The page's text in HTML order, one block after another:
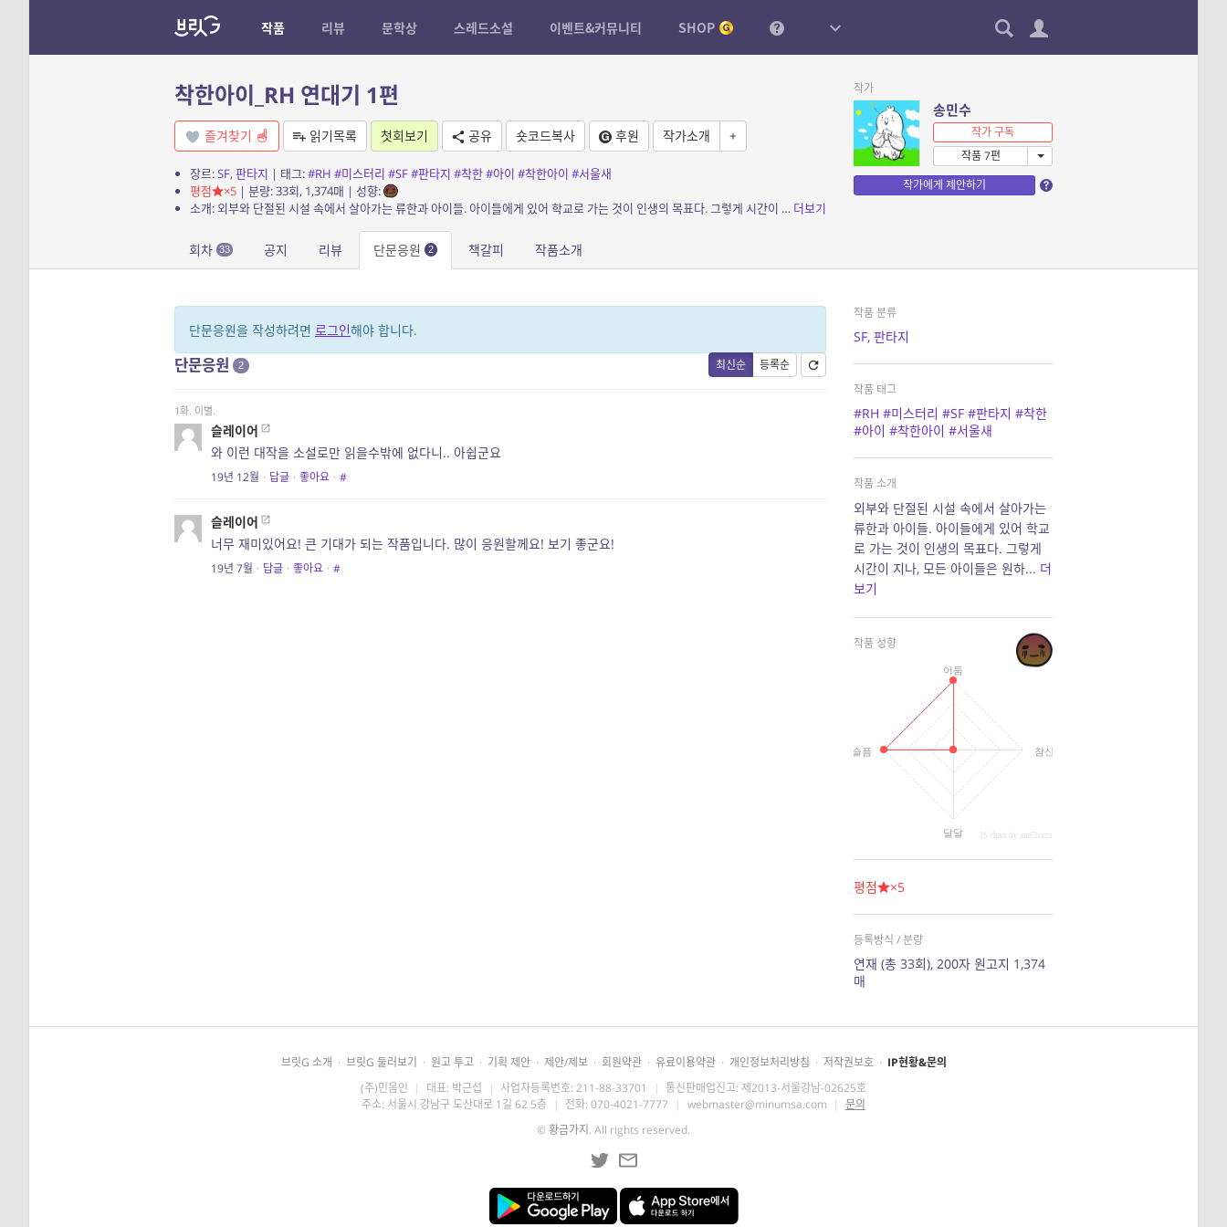
작품 리뷰 문학상 스레드소설 이벤트&커뮤니티 SHOP
착한아이_RH 연대기 1편
즐겨찾기 읽기목록 첫회보기 공유 숏코드복사 후원 작가소개 +
장르:SF, 판타지 | 태그:#RH #미스터리 #SF#판타지 #착한#아이 #착한아이 #서울새
평점
×5| 분량: 33회, 1,374매 | 성향:
소개: 외부와 단절된 시설 속에서 살아가는 류한과 아이들. 아이들에게 있어 학교로 가는 것이 인생의 목표다. 그렇게 시간이 지나, 모든 아이들은 원하는 대로 학교에 갔지만, 류한만 학교... 더보기
작가
송민수
작가 구독
작품 7편
작가에게 제안하기
회차 33 공지 리뷰 단문응원 2 책갈피 작품소개
단문응원을 작성하려면 로그인해야 합니다.
최신순 등록순
단문응원 2
1화. 이별.
슬레이어
와 이런 대작을 소설로만 읽을수밖에 없다니.. 아쉽군요
19년 12월 · 답글 · 좋아요 · #
슬레이어
너무 재미있어요! 큰 기대가 되는 작품입니다. 많이 응원할께요! 보기 좋군요!
19년 7월 · 답글 · 좋아요 · #
작품 분류
SF, 판타지
작품 태그
#RH #미스터리 #SF #판타지 #착한
#아이 #착한아이 #서울새
작품 소개
외부와 단절된 시설 속에서 살아가는
류한과 아이들. 아이들에게 있어 학교
로 가는 것이 인생의 목표다. 그렇게
시간이 지나, 모든 아이들은 원하... 더
보기
작품 성향
어둠
참신
달달
슬픔
JS chart by amCharts
평점 ×5
등록방식 / 분량
연재 (총 33회), 200자 원고지 1,374
매
브릿G 소개 · 브릿G 둘러보기 · 원고 투고 · 기획 제안 · 제안/제보 · 회원약관 · 유료이용약관 · 개인정보처리방침 · 저작권보호 · IP현황&문의
(주)민음인 | 대표: 박근섭 | 사업자등록번호: 211-88-33701 | 통신판매업신고: 제2013-서울강남-02625호
주소: 서울시 강남구 도산대로 1길 62 5층 | 전화: 070-4021-7777 | webmaster@minumsa.com | 문의
©황금가지 . All rights reserved.